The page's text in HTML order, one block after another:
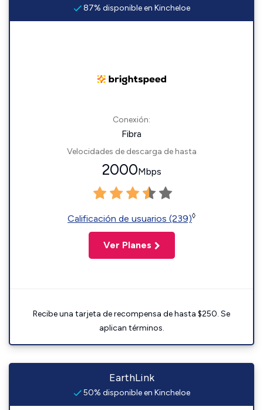
87% disponible en Kincheloe
Conexión:
Fibra
Velocidades de descarga de hasta
2000Mbps
Calificación de usuarios (239)◊
Ver Planes
Recibe una tarjeta de recompensa de hasta $250. Se
aplican términos.
EarthLink
50% disponible en Kincheloe